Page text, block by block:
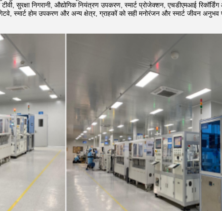
सुरक्षा निगरानी, औद्योगिक नियंत्रण उपकरण, स्मार्ट प्रोजेक्शन, एचडीएमआई
स्मार्ट होम उपकरण और अन्य क्षेत्र, ग्राहकों को सही मनोरंजन और स्मार्ट जीवन